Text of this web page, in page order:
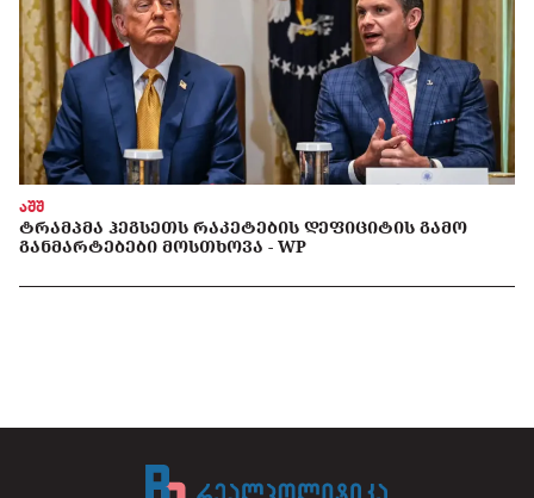
აშშ
ᲢᲠᲐᲛᲞᲛᲐ ᲰᲔᲒᲡᲔᲗᲡ ᲠᲐᲙᲔᲢᲔᲑᲘᲡ ᲓᲔᲤᲘᲪᲘᲢᲘᲡ ᲒᲐᲛᲝ
ᲒᲐᲜᲛᲐᲠᲢᲔᲑᲔᲑᲘ ᲛᲝᲡᲗᲮᲝᲕᲐ - WP